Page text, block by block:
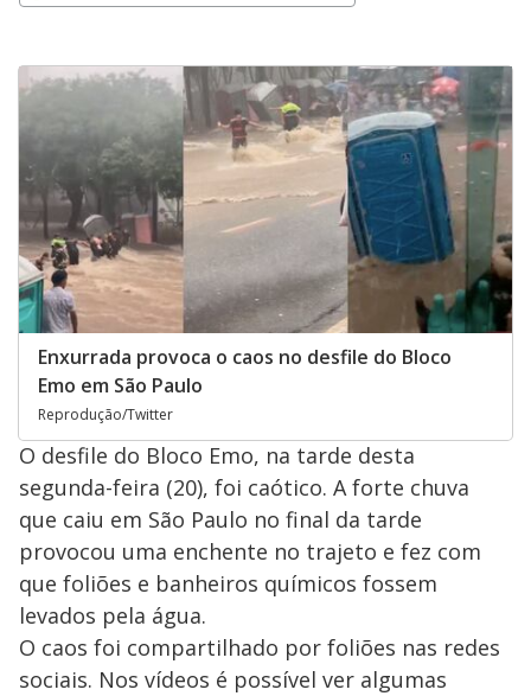
Enxurrada provoca o caos no desfile do Bloco
Emo em São Paulo
Reprodução/Twitter
O desfile do Bloco Emo, na tarde desta
segunda-feira (20), foi caótico. A forte chuva
que caiu em São Paulo no final da tarde
provocou uma enchente no trajeto e fez com
que foliões e banheiros químicos fossem
levados pela água.
O caos foi compartilhado por foliões nas redes
sociais. Nos vídeos é possível ver algumas